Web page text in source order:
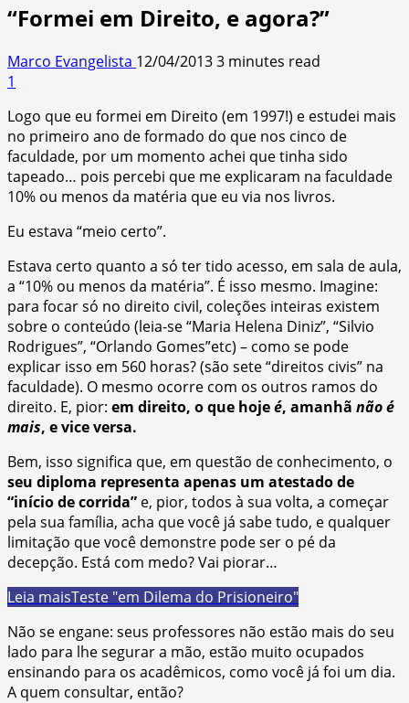
“Formei em Direito, e agora?”
Marco Evangelista 12/04/20133 minutes read
1
Logo que eu formei em Direito (em 1997!) e estudei mais
no primeiro ano de formado do que nos cinco de
faculdade, por um momento achei que tinha sido
tapeado… pois percebi que me explicaram na faculdade
10% ou menos da matéria que eu via nos livros.
Eu estava “meio certo”.
Estava certo quanto a só ter tido acesso, em sala de aula,
a “10% ou menos da matéria”. É isso mesmo. Imagine:
para focar só no direito civil, coleções inteiras existem
sobre o conteúdo (leia-se “Maria Helena Diniz”, “Silvio
Rodrigues”, “Orlando Gomes”etc) – como se pode
explicar isso em 560 horas? (são sete “direitos civis” na
faculdade). O mesmo ocorre com os outros ramos do
direito. E, pior: em direito, o que hojeé, amanhã não é
mais, e vice versa.
Bem, isso significa que, em questão de conhecimento, o
seu diploma representa apenas um atestado de
“início de corrida” e, pior, todos à sua volta, a começar
pela sua família, acha que você já sabe tudo, e qualquer
limitação que você demonstre pode ser o pé da
decepção. Está com medo? Vai piorar…
Leia maisTeste "em Dilema do Prisioneiro"
Não se engane: seus professores não estão mais do seu
lado para lhe segurar a mão, estão muito ocupados
ensinando para os acadêmicos, como você já foi um dia.
A quem consultar, então?